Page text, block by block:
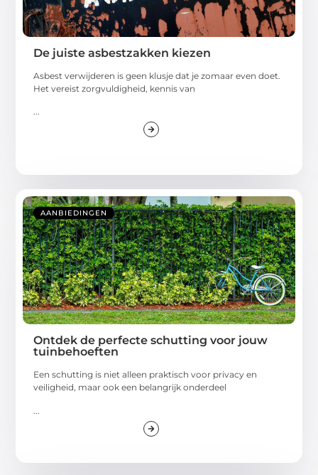
De juiste asbestzakken kiezen
Asbest verwijderen is geen klusje dat je zomaar even doet.
Het vereist zorgvuldigheid, kennis van
...
AANBIEDINGEN
Ontdek de perfecte schutting voor jouw
tuinbehoeften
Een schutting is niet alleen praktisch voor privacy en
veiligheid, maar ook een belangrijk onderdeel